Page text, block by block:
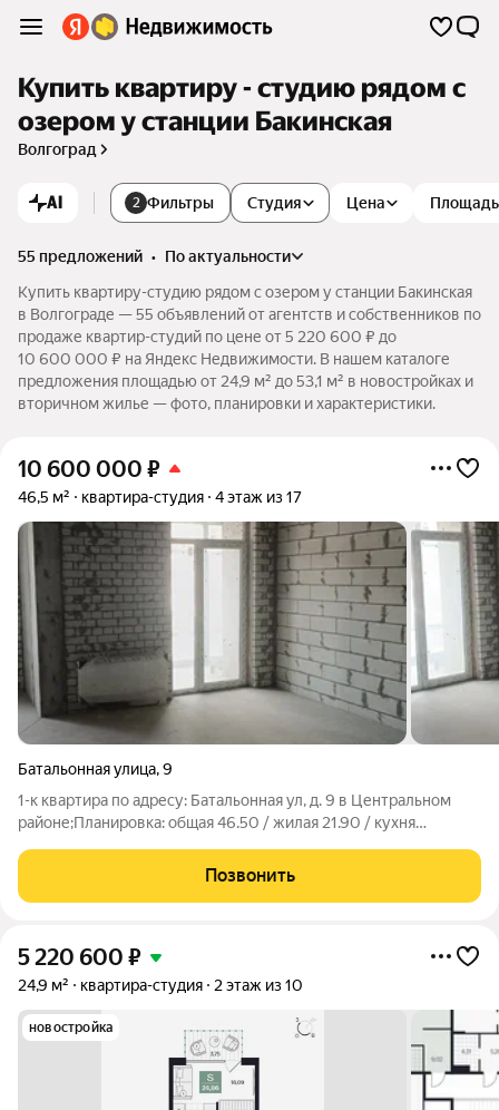
Купить квартиру - студию рядом с
озером у станции Бакинская
Волгоград
AI 2 Фильтры Студия Цена Площадь
55 предложений •
по актуальности
Купить квартиру-студию рядом с озером у станции Бакинская
в Волгограде — 55 объявлений от агентств и собственников по
продаже квартир-студий по цене от 5 220 600 ₽ до
10 600 000 ₽ на Яндекс Недвижимости. В нашем каталоге
предложения площадью от 24,9 м² до 53,1 м² в новостройках и
вторичном жилье — фото, планировки и характеристики.
10 600 000 ₽
46,5 м² квартира-студия 4 этаж из 17
Батальонная улица,9
1-к квартира по адресу: Батальонная ул, д. 9 в Центральном
районе;Планировка: общая 46.50 / жилая 21.90 / кухня
лоджияКвартира не угловая, окна выходят во двор в сторону
стадиона Волгоград
Позвонить
5 220 600 ₽
24,9 м² квартира-студия 2 этаж из 10
новостройка